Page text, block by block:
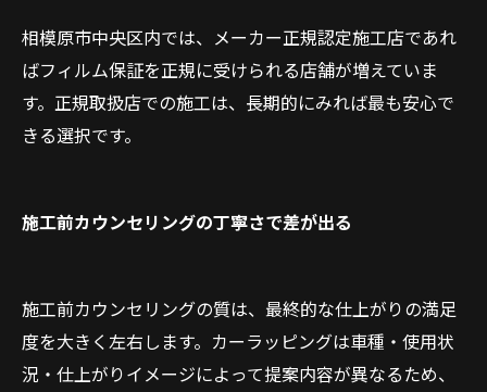
相模原市中央区内では、メーカー正規認定施工店であれ
ばフィルム保証を正規に受けられる店舗が増えていま
す。正規取扱店での施工は、長期的にみれば最も安心で
きる選択です。
施工前カウンセリングの丁寧さで差が出る
施工前カウンセリングの質は、最終的な仕上がりの満足
度を大きく左右します。カーラッピングは車種・使用状
況・仕上がりイメージによって提案内容が異なるため、